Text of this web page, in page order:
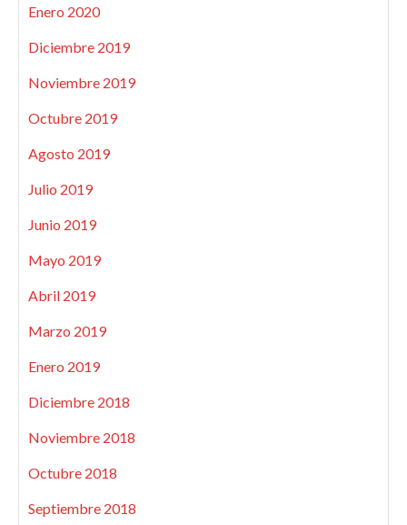
Enero 2020
Diciembre 2019
Noviembre 2019
Octubre 2019
Agosto 2019
Julio 2019
Junio 2019
Mayo 2019
Abril 2019
Marzo 2019
Enero 2019
Diciembre 2018
Noviembre 2018
Octubre 2018
Septiembre 2018